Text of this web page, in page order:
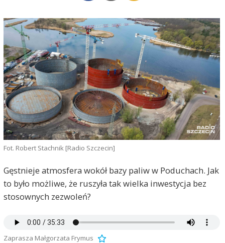
Fot. Robert Stachnik [Radio Szczecin]
Gęstnieje atmosfera wokół bazy paliw w Poduchach. Jak
to było możliwe, że ruszyła tak wielka inwestycja bez
stosownych zezwoleń?
Zaprasza Małgorzata Frymus